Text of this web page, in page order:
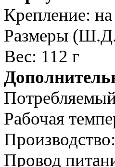
Крепление:
Размеры
Вес: 112 г
Рабочая
Провод